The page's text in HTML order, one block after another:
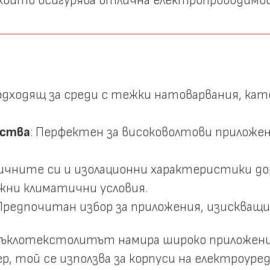
за среди с тежки натоварвания,
: Перфектен за високоволтови
си и изолационни характеристики
климатични условия.
избор за приложения,
намира широко
се използва за корпуси на